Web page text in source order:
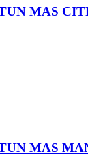
MAS
MAS